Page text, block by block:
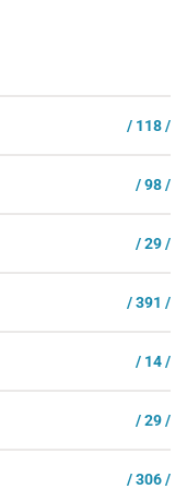
/ 118 /
/ 98 /
/ 29 /
/ 391 /
/ 14 /
/ 29 /
/ 306 /